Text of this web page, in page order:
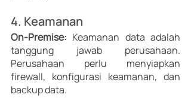
4. Keamanan
On-Premise: Keamanan data adalah
tanggung jawab perusahaan.
Perusahaan perlu menyiapkan
firewall, konfigurasi keamanan, dan
backup data.